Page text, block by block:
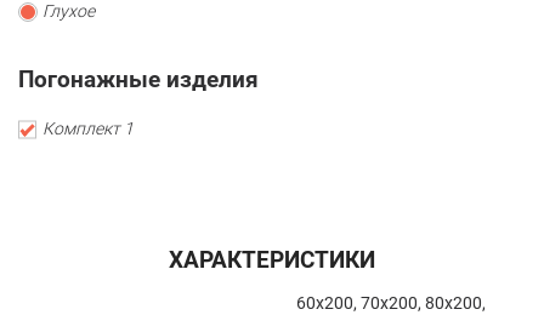
Глухое
Погонажные изделия
Комплект 1
ХАРАКТЕРИСТИКИ
60x200, 70x200, 80x200,